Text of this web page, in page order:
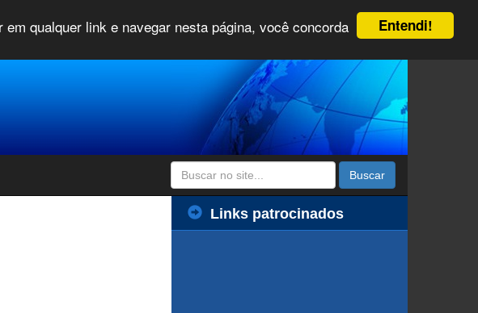
Entendi!
qualquer link e navegar nesta página, você concorda
Buscar
Links patrocinados